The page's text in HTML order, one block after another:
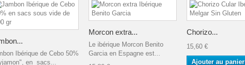
Ibérique de Cebo 50%
en sacs...
Morcon extra...
Le ibérique Morcon Benito
Garcia en Espagne est...
Chorizo...
15,60 €
Ajouter au panier